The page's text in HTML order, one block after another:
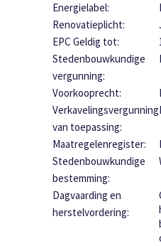
Energielabel:
Renovatieplicht:
EPC Geldig tot:
Stedenbouwkundige
vergunning:
Voorkooprecht:
Verkavelingsvergunning
van toepassing:
Maatregelenregister:
Stedenbouwkundige
bestemming:
Dagvaarding en
herstelvordering: